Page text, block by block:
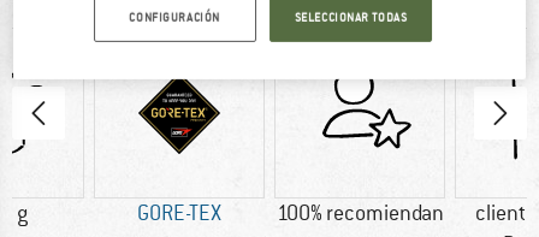
g GORE-TEX 100% recomiendan
CONFIGURACIÓN SELECCIONAR TODAS